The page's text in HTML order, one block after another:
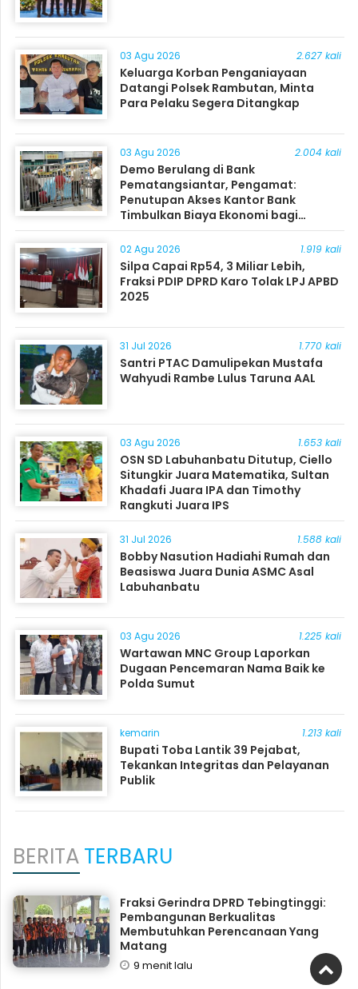
03 Agu 2026 2.627 kali
Keluarga Korban Penganiayaan
Datangi Polsek Rambutan, Minta
Para Pelaku Segera Ditangkap
03 Agu 2026 2.004 kali
Demo Berulang di Bank
Pematangsiantar, Pengamat:
Penutupan Akses Kantor Bank
Timbulkan Biaya Ekonomi bagi
Masyarakat
02 Agu 2026 1.919 kali
Silpa Capai Rp54, 3 Miliar Lebih,
Fraksi PDIP DPRD Karo Tolak LPJ APBD
2025
31 Jul 2026 1.770 kali
Santri PTAC Damulipekan Mustafa
Wahyudi Rambe Lulus Taruna AAL
03 Agu 2026 1.653 kali
OSN SD Labuhanbatu Ditutup, Ciello
Situngkir Juara Matematika, Sultan
Khadafi Juara IPA dan Timothy
Rangkuti Juara IPS
31 Jul 2026 1.588 kali
Bobby Nasution Hadiahi Rumah dan
Beasiswa Juara Dunia ASMC Asal
Labuhanbatu
03 Agu 2026 1.225 kali
Wartawan MNC Group Laporkan
Dugaan Pencemaran Nama Baik ke
Polda Sumut
kemarin 1.213 kali
Bupati Toba Lantik 39 Pejabat,
Tekankan Integritas dan Pelayanan
Publik
BERITATERBARU
Fraksi Gerindra DPRD Tebingtinggi:
Pembangunan Berkualitas
Membutuhkan Perencanaan Yang
Matang
9 menit lalu